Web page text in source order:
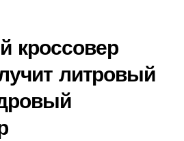
кроссовер
литровый